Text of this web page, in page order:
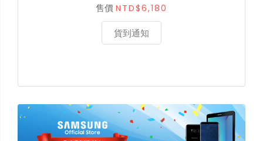
售價 NTD$6,180
貨到通知